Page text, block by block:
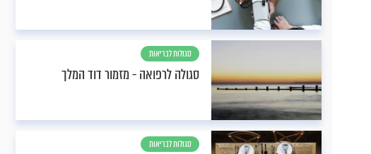
סגולות לבריאות
סגולה לרפואה - מזמור דוד המלך
סגולות לבריאות